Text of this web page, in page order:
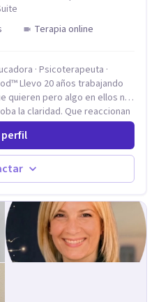
Terapia online
· Psicoterapeuta ·
Llevo 20 años trabajando
quieren pero algo en ellos no
la claridad. Que reaccionan
Que las
sin poder detenerlo. Mi
del comportamiento con la
trabajo sobre los síntomas.
que
"mejor" por un rato. Es que el
perfil